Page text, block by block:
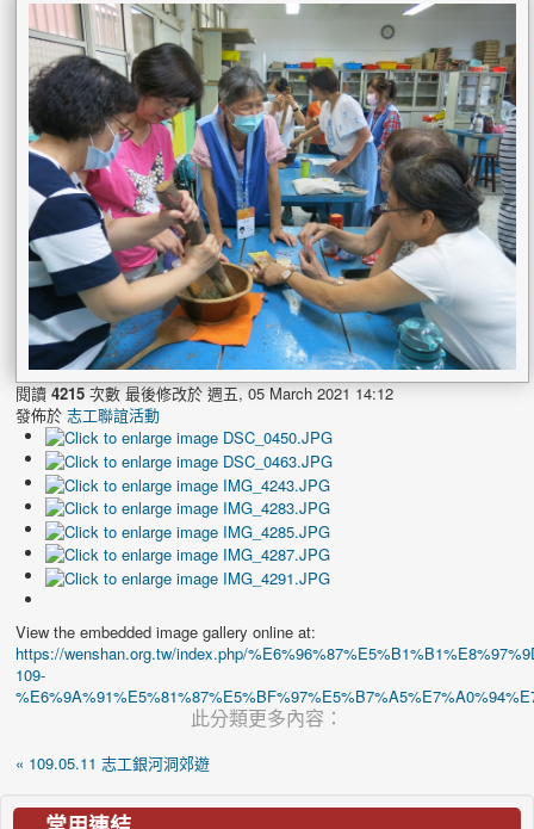
閱讀4215 次數最後修改於 週五, 05 March 2021 14:12
發佈於 志工聯誼活動
View the embedded image gallery online at:
https://wenshan.org.tw/index.php/
109-
此分類更多內容：
« 109.05.11 志工銀河洞郊遊